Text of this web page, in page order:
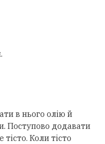
в нього олію й
Поступово додавати
Коли тісто